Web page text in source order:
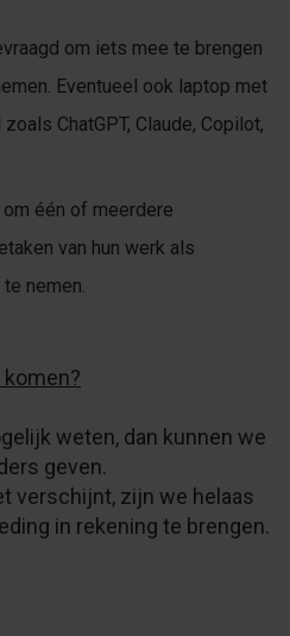
om iets mee te brengen
Eventueel ook laptop met
ChatGPT, Claude, Copilot,
één of meerdere
van hun werk als
nemen.
weten, dan kunnen we
geven.
verschijnt, zijn we helaas
in rekening te brengen.